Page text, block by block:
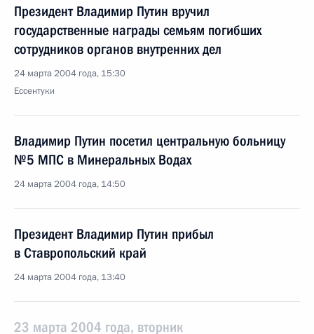
Президент Владимир Путин вручил
государственные награды семьям погибших
сотрудников органов внутренних дел
24 марта 2004 года, 15:30
Ессентуки
Владимир Путин посетил центральную больницу
№5 МПС в Минеральных Водах
24 марта 2004 года, 14:50
Президент Владимир Путин прибыл
в Ставропольский край
24 марта 2004 года, 13:40
23 марта 2004 года, вторник